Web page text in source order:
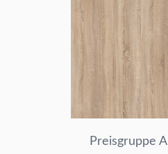
Preisgruppe A